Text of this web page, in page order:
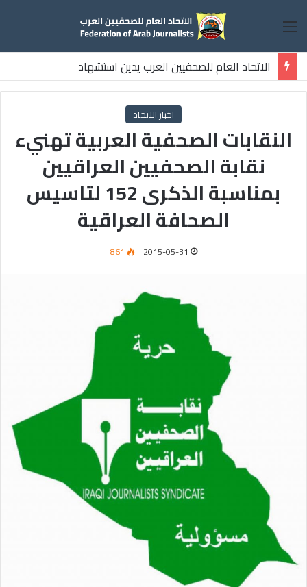
القائمة
الاتحاد العام للصحفيين العرب يدين استشهاد
ثلاثة صحفيين فلسطينيين باستهداف إسرائيلي وسط قطاع غزة
اخبار الاتحاد
النقابات الصحفية العربية تهنيء
نقابة الصحفيين العراقيين
بمناسبة الذكرى 152 لتاسيس
الصحافة العراقية
2015-05-31
861